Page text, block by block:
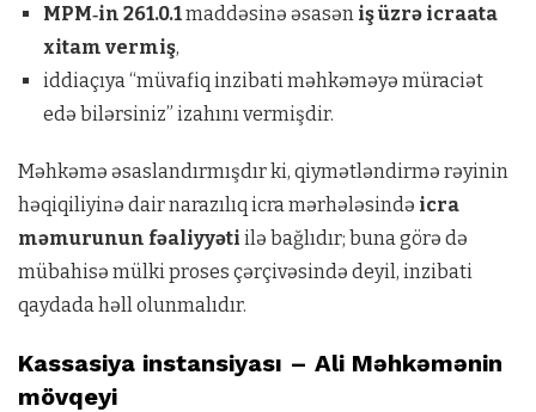
MPM‑in 261.0.1maddəsinə əsasən iş üzrə icraata
xitam vermiş,
iddiaçıya “müvafiq inzibati məhkəməyə müraciət
edə bilərsiniz” izahını vermişdir.
Məhkəmə əsaslandırmışdır ki, qiymətləndirmə rəyinin
həqiqiliyinə dair narazılıq icra mərhələsində icra
məmurunun fəaliyyəti ilə bağlıdır; buna görə də
mübahisə mülki proses çərçivəsində deyil, inzibati
qaydada həll olunmalıdır.
Kassasiya instansiyası – Ali Məhkəmənin
mövqeyi